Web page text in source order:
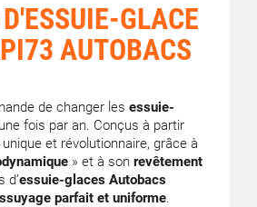
GLACE
AUTOBACS
de changer les essuie-
fois par an. Conçus à partir
et révolutionnaire, grâce à
» et à son revêtement
d’essuie-glaces Autobacs
parfait et uniforme.